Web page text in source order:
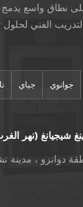
نطاق واسع يدمج
الفني
جياي جوانوي
شيجيانغ (نهر